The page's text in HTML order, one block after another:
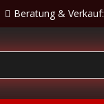
Beratung &